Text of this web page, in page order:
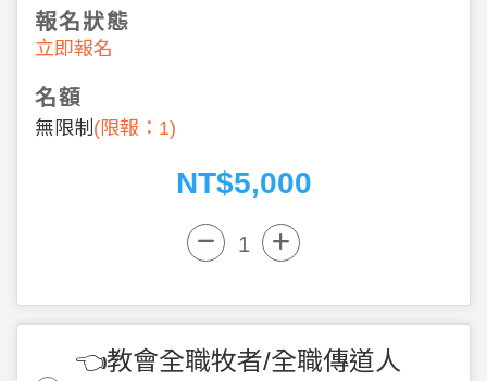
報名狀態
立即報名
名額
無限制 (限報：1)
NT$5,000
👈教會全職牧者/全職傳道人